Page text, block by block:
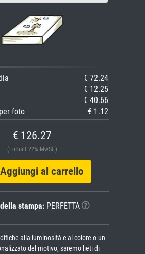
€ 72.24
€ 12.25
€ 40.66
foto
€ 1.12
€ 126.27
(Enthält 22% MwSt.)
al carrello
stampa:PERFETTA
alla luminosità e al colore o un
del motivo, saremo lieti di